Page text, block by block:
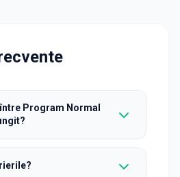
Program Normal